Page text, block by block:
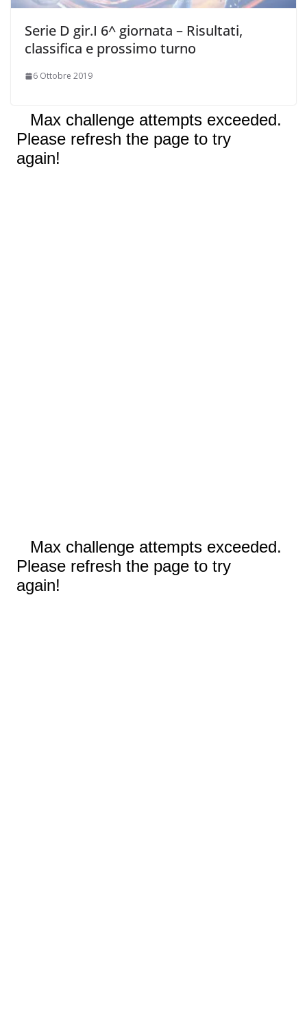
Serie D gir.I 6^ giornata – Risultati,
classifica e prossimo turno
6 Ottobre 2019